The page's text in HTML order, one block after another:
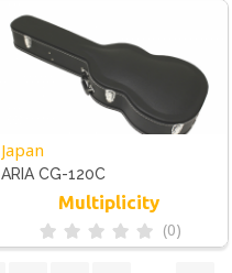
Japan
ARIA CG-120C
Multiplicity
(0)